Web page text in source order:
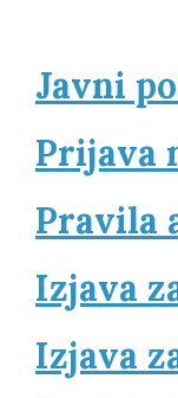
Javni
Prijava
Pravila
Izjava
Izjava